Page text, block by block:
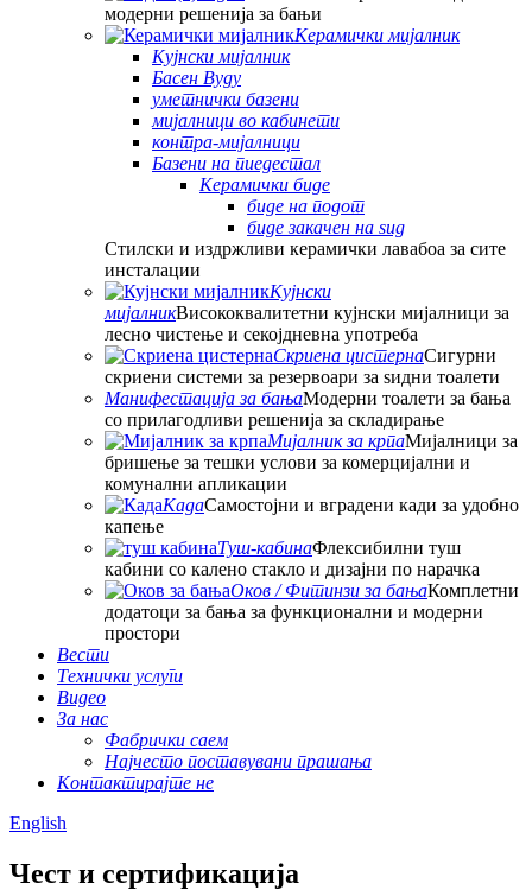
модерни решенија за бањи
Керамички мијалник
Кујнски мијалник
Басен Вуду
уметнички базени
мијалници во кабинети
контра-мијалници
Базени на пиедестал
Керамички биде
биде на подот
биде закачен на ѕид
Стилски и издржливи керамички лавабоа за сите
инсталации
Кујнски
мијалникВисококвалитетни кујнски мијалници за
лесно чистење и секојдневна употреба
Скриена цистернаСигурни
скриени системи за резервоари за ѕидни тоалети
Манифестација за бањаМодерни тоалети за бања
со прилагодливи решенија за складирање
Мијалник за крпаМијалници за
бришење за тешки услови за комерцијални и
комунални апликации
КадаСамостојни и вградени кади за удобно
капење
Туш-кабинаФлексибилни туш
кабини со калено стакло и дизајни по нарачка
Оков / Фитинзи за бањаКомплетни
додатоци за бања за функционални и модерни
простори
Вести
Технички услуги
Видео
За нас
Фабрички саем
Најчесто поставувани прашања
Контактирајте не
English
Чест и сертификација